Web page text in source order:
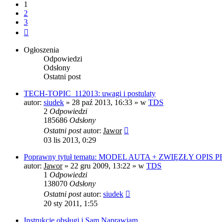
1
2
3
Ogłoszenia
Odpowiedzi
Odsłony
Ostatni post
TECH-TOPIC_112013: uwagi i postulaty
autor: siudek » 28 paź 2013, 16:33 » w TDS
2 Odpowiedzi
185686 Odsłony
Ostatni postautor: Jawor
03 lis 2013, 0:29
Poprawny tytuł tematu: MODEL AUTA + ZWIĘZŁY OPIS
autor: Jawor» 22 gru 2009, 13:22 » w TDS
1 Odpowiedzi
138070 Odsłony
Ostatni postautor: siudek
20 sty 2011, 1:55